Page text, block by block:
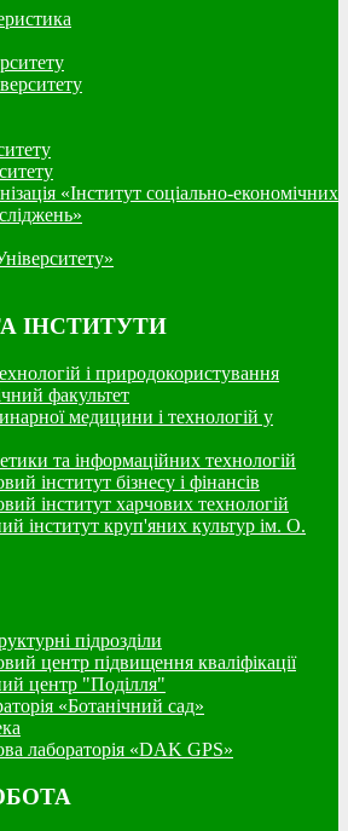
«Інститут соціально-економічних
ІНСТИТУТИ
і природокористування
факультет
медицини і технологій у
та інформаційних технологій
інститут бізнесу і фінансів
інститут харчових технологій
інститут круп'яних культур ім. О.
підрозділи
центр підвищення кваліфікації
центр "Поділля"
«Ботанічний сад»
лабораторія «DAK GPS»